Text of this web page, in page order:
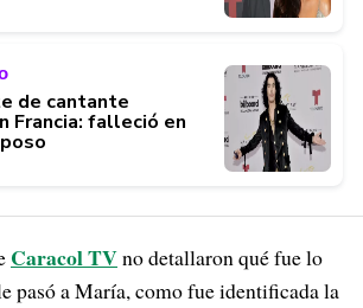
de cantante
Francia: falleció en
Caracol TVno detallaron qué fue lo
pasó a María, como fue identificada la